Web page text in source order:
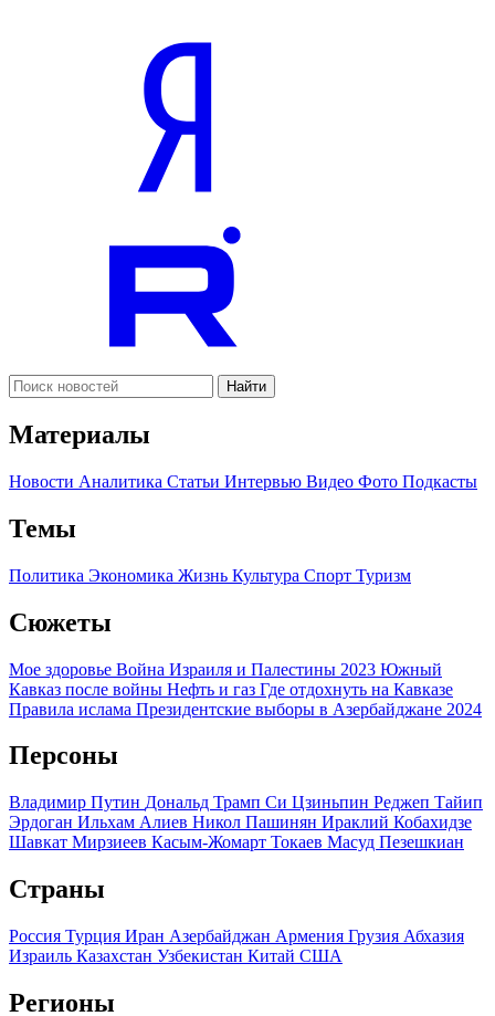
Найти
Материалы
Новости Аналитика Статьи Интервью Видео Фото Подкасты
Темы
Политика Экономика Жизнь Культура Спорт Туризм
Сюжеты
Мое здоровье Война Израиля и Палестины 2023 Южный
Кавказ после войны Нефть и газ Где отдохнуть на Кавказе
Правила ислама Президентские выборы в Азербайджане 2024
Персоны
Владимир Путин Дональд Трамп Си Цзиньпин Реджеп Тайип
Эрдоган Ильхам Алиев Никол Пашинян Ираклий Кобахидзе
Шавкат Мирзиеев Касым-Жомарт Токаев Масуд Пезешкиан
Страны
Россия Турция Иран Азербайджан Армения Грузия Абхазия
Израиль Казахстан Узбекистан Китай США
Регионы